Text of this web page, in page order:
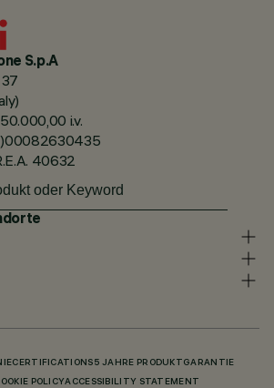
S.p.A
i.v.
40632
CERTIFICATIONS 5 JAHRE PRODUKTGARANTIE
POLICYACCESSIBILITY STATEMENT